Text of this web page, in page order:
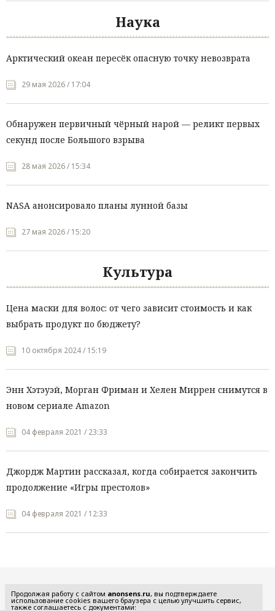
Наука
Арктический океан пересёк опасную точку невозврата
29 мая 2026 / 17:04
Обнаружен первичный чёрный нарой — реликт первых
секунд после Большого взрыва
28 мая 2026 / 15:34
NASA анонсировало планы лунной базы
27 мая 2026 / 15:20
Культура
Цена маски для волос: от чего зависит стоимость и как
выбрать продукт по бюджету?
10 октября 2024 / 15:19
Энн Хэтэуэй, Морган Фриман и Хелен Миррен снимутся в
новом сериале Amazon
04 февраля 2021 / 23:33
Джордж Мартин рассказал, когда собирается закончить
продолжение «Игры престолов»
04 февраля 2021 / 12:33
Продолжая работу с сайтом anonsens.ru, вы подтверждаете
использование cookies вашего браузера с целью улучшить сервис,
также соглашаетесь с документами: